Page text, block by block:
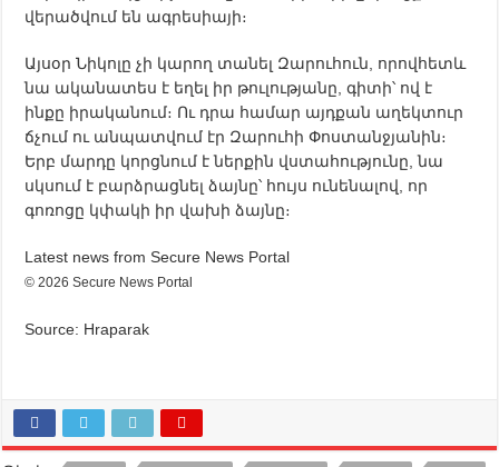
վերածվում են ագրեսիայի։
Այսօր Նիկոլը չի կարող տանել Զարուհուն, որովհետև
նա ականատես է եղել իր թուլությանը, գիտի՝ ով է
ինքը իրականում։ Ու դրա համար այդքան աղեկտուր
ճչում ու անպատվում էր Զարուհի Փոստանջյանին։
Երբ մարդը կորցնում է ներքին վստահությունը, նա
սկսում է բարձրացնել ձայնը՝ հույս ունենալով, որ
գոռոցը կփակի իր վախի ձայնը։
Latest news from Secure News Portal
© 2026 Secure News Portal
Source: Hraparak